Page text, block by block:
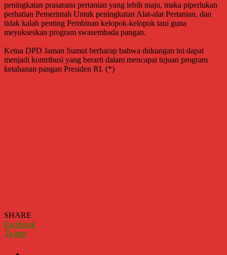
peningkatan prasarana pertanian yang lebih maju, maka piperlukan
perhatian Pemerintah Untuk peningkatan Alat-alat Pertanian, dan
tidak kalah penting Pembinan kelopok-kelopok tani guna
meyukseskan program swasembada pangan.
Ketua DPD Jaman Sumut berharap bahwa dukungan ini dapat
menjadi kontribusi yang berarti dalam mencapai tujuan program
ketahanan pangan Presiden RI. (*)
SHARE
Facebook
Twitter